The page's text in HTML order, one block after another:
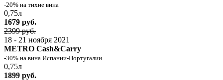
-20% на тихие вина
0,75л
1679 руб.
2399 руб.
18 - 21 ноября 2021
METRO Cash&Carry
-30% на вина Испании-Португалии
0,75л
1899 руб.